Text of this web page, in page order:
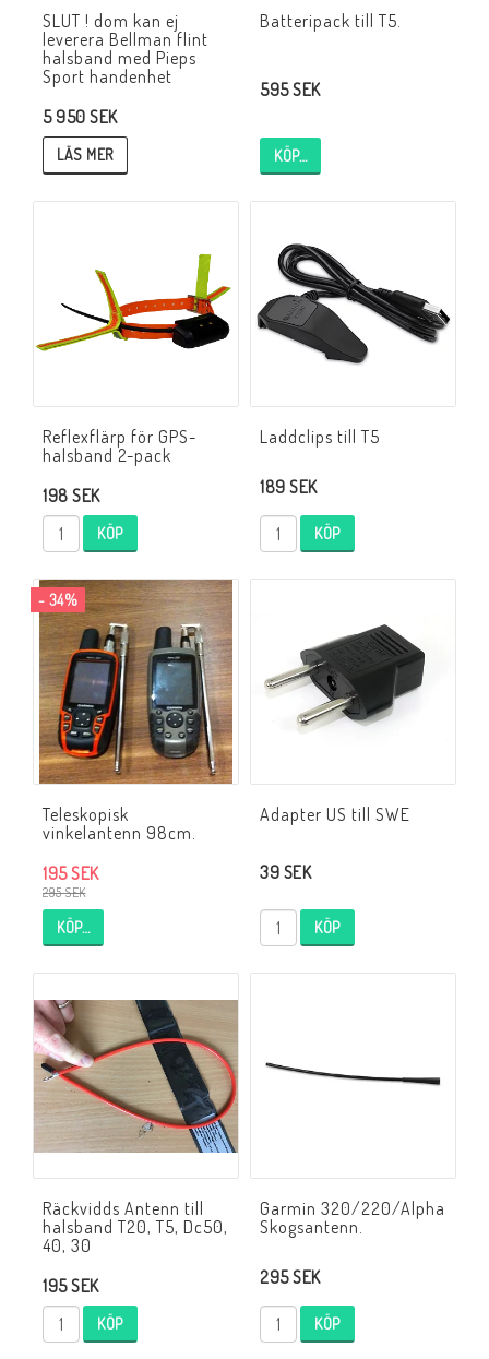
SLUT ! dom kan ej
leverera Bellman flint
halsband med Pieps
Sport handenhet
5 950 SEK
LÄS MER
Batteripack till T5.
595 SEK
KÖP…
Reflexflärp för GPS-
halsband 2-pack
198 SEK
KÖP
Laddclips till T5
189 SEK
KÖP
- 34%
Teleskopisk
vinkelantenn 98cm.
295 SEK
195 SEK
KÖP…
Adapter US till SWE
39 SEK
KÖP
Räckvidds Antenn till
halsband T20, T5, Dc50,
40, 30
195 SEK
KÖP
Garmin 320/220/Alpha
Skogsantenn.
295 SEK
KÖP